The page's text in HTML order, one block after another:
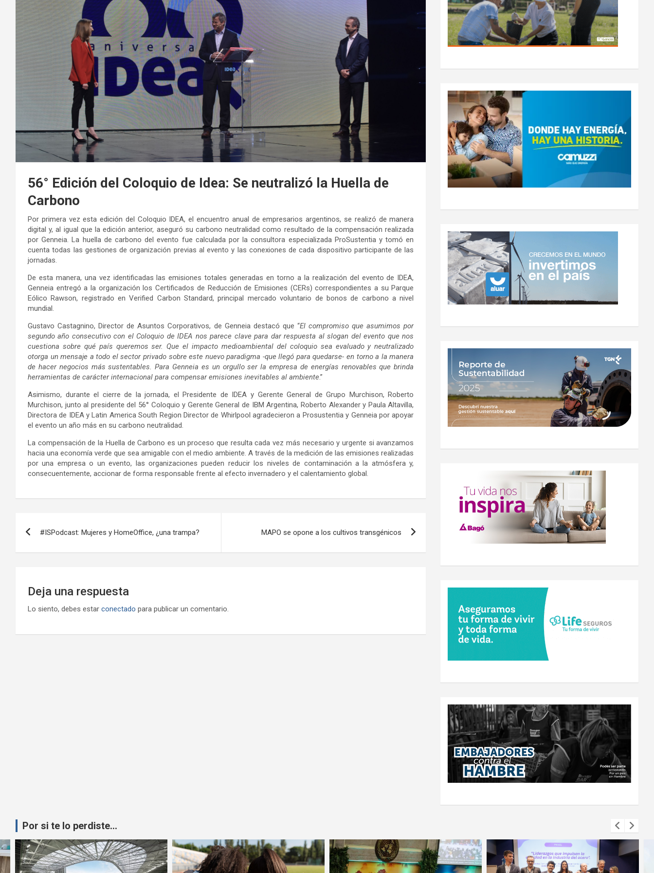
56° Edición del Coloquio de Idea: Se neutralizó la Huella de
Carbono
Por primera vez esta edición del Coloquio IDEA, el encuentro anual de empresarios argentinos, se realizó de manera
digital y, al igual que la edición anterior, aseguró su carbono neutralidad como resultado de la compensación realizada
por Genneia. La huella de carbono del evento fue calculada por la consultora especializada ProSustentia y tomó en
cuenta todas las gestiones de organización previas al evento y las conexiones de cada dispositivo participante de las
jornadas.
De esta manera, una vez identificadas las emisiones totales generadas en torno a la realización del evento de IDEA,
Genneia entregó a la organización los Certificados de Reducción de Emisiones (CERs) correspondientes a su Parque
Eólico Rawson, registrado en Verified Carbon Standard, principal mercado voluntario de bonos de carbono a nivel
mundial.
Gustavo Castagnino, Director de Asuntos Corporativos, de Genneia destacó que “El compromiso que asumimos por
segundo año consecutivo con el Coloquio de IDEA nos parece clave para dar respuesta al slogan del evento que nos
cuestiona sobre qué país queremos ser. Que el impacto medioambiental del coloquio sea evaluado y neutralizado
otorga un mensaje a todo el sector privado sobre este nuevo paradigma -que llegó para quedarse- en torno a la manera
de hacer negocios más sustentables. Para Genneia es un orgullo ser la empresa de energías renovables que brinda
herramientas de carácter internacional para compensar emisiones inevitables al ambiente.”
Asimismo, durante el cierre de la jornada, el Presidente de IDEA y Gerente General de Grupo Murchison, Roberto
Murchison, junto al presidente del 56° Coloquio y Gerente General de IBM Argentina, Roberto Alexander y Paula Altavilla,
Directora de IDEA y Latin America South Region Director de Whirlpool agradecieron a Prosustentia y Genneia por apoyar
el evento un año más en su carbono neutralidad.
La compensación de la Huella de Carbono es un proceso que resulta cada vez más necesario y urgente si avanzamos
hacia una economía verde que sea amigable con el medio ambiente. A través de la medición de las emisiones realizadas
por una empresa o un evento, las organizaciones pueden reducir los niveles de contaminación a la atmósfera y,
consecuentemente, accionar de forma responsable frente al efecto invernadero y el calentamiento global.
#ISPodcast: Mujeres y HomeOffice, ¿una trampa? MAPO se opone a los cultivos transgénicos
Deja una respuesta
Lo siento, debes estar conectado para publicar un comentario.
Por si te lo perdiste...